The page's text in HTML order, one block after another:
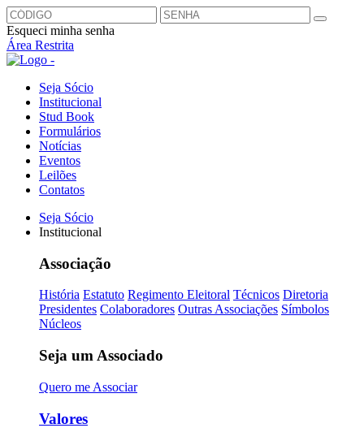
Esqueci minha senha
Área Restrita
Seja Sócio
Institucional
Stud Book
Formulários
Notícias
Eventos
Leilões
Contatos
Seja Sócio
Institucional
Associação
História Estatuto Regimento Eleitoral Técnicos Diretoria
Presidentes Colaboradores Outras Associações Símbolos
Núcleos
Seja um Associado
Quero me Associar
Valores